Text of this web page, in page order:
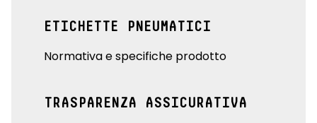
ETICHETTE PNEUMATICI
Normativa e specifiche prodotto
TRASPARENZA ASSICURATIVA